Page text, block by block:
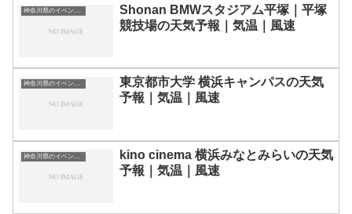
神奈川県のイベント会場一覧
Shonan BMWスタジアム平塚｜平塚
競技場の天気予報｜気温｜風速
神奈川県のイベント会場一覧
東京都市大学 横浜キャンパスの天気
予報｜気温｜風速
神奈川県のイベント会場一覧
kino cinema 横浜みなとみらいの天気
予報｜気温｜風速